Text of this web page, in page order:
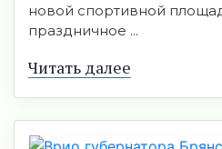
новой спортивной
праздничное ...
Читать далее